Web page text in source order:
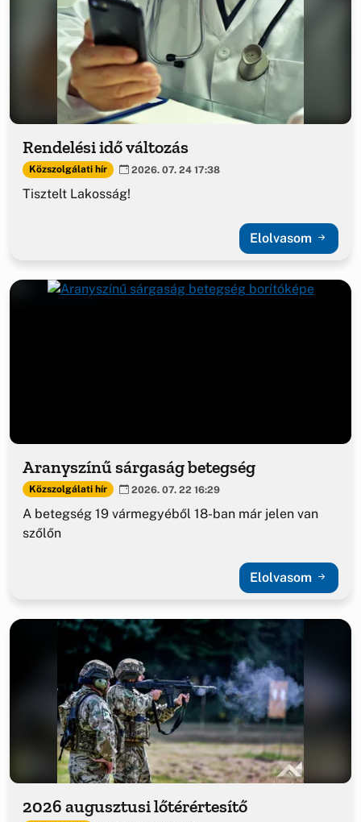
Rendelési idő változás
Közszolgálati hír 2026. 07. 24 17:38
Tisztelt Lakosság!
Elolvasom
Aranyszínű sárgaság betegség
Közszolgálati hír 2026. 07. 22 16:29
A betegség 19 vármegyéből 18-ban már jelen van
szőlőn
Elolvasom
2026 augusztusi lőtérértesítő